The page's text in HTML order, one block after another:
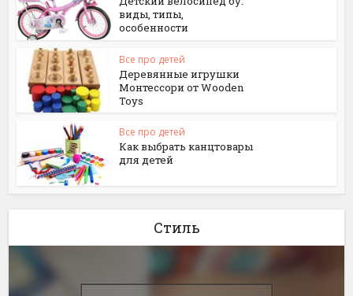
виды, типы,
особенности
Все про детей
Деревянные игрушки
Монтессори от Wooden
Toys
Все про детей
Как выбрать канцтовары
для детей
Стиль